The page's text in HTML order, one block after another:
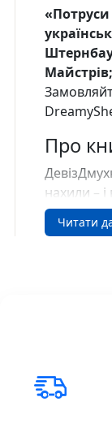
Про
нахили –
те, що
справжня
Читати